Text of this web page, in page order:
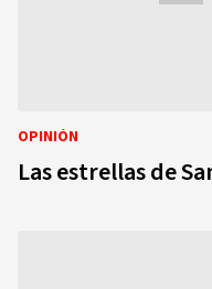
OPINIÓN
Las estrellas de